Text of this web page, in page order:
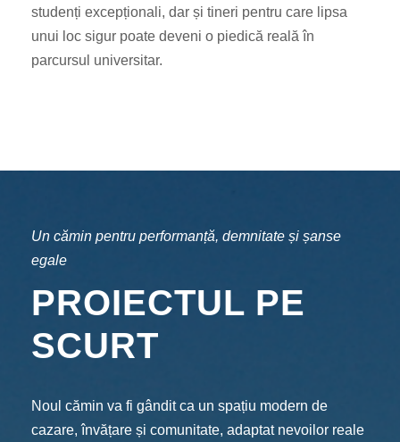
studenți excepționali, dar și tineri pentru care lipsa
unui loc sigur poate deveni o piedică reală în
parcursul universitar.
Un cămin pentru performanță, demnitate și șanse
egale
PROIECTUL PE
SCURT
Noul cămin va fi gândit ca un spațiu modern de
cazare, învățare și comunitate, adaptat nevoilor reale